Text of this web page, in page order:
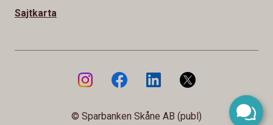
Sajtkarta
© Sparbanken Skåne AB (publ)